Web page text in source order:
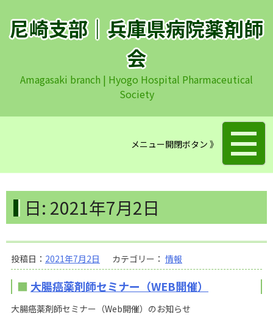
テ尼崎支部｜兵庫県病院薬剤師
会
Amagasaki branch | Hyogo Hospital Pharmaceutical
Society
メニュー開閉ボタン 》
日: 2021年7月2日
投稿日： 2021年7月2日 カテゴリー： 情報
大腸癌薬剤師セミナー（WEB開催）
大腸癌薬剤師セミナー（Web開催）のお知らせ